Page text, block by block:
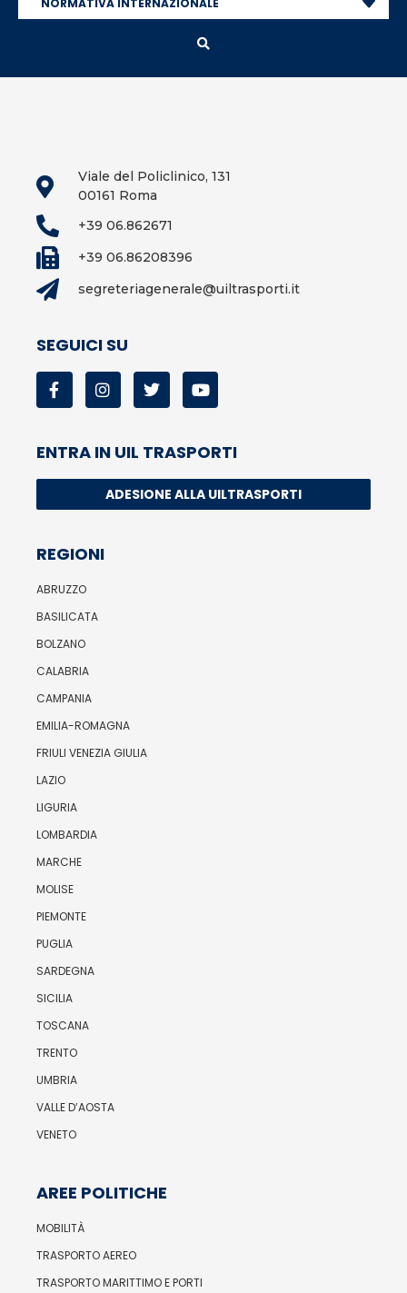
Viale del Policlinico, 131
00161 Roma
+39 06.862671
+39 06.86208396
segreteriagenerale@uiltrasporti.it
SEGUICI SU
ENTRA IN UIL TRASPORTI
ADESIONE ALLA UILTRASPORTI
REGIONI
ABRUZZO
BASILICATA
BOLZANO
CALABRIA
CAMPANIA
EMILIA-ROMAGNA
FRIULI VENEZIA GIULIA
LAZIO
LIGURIA
LOMBARDIA
MARCHE
MOLISE
PIEMONTE
PUGLIA
SARDEGNA
SICILIA
TOSCANA
TRENTO
UMBRIA
VALLE D’AOSTA
VENETO
AREE POLITICHE
MOBILITÀ
TRASPORTO AEREO
TRASPORTO MARITTIMO E PORTI